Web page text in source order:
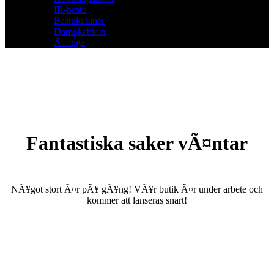
IR-bastu
Bastukabiner
Dampkabiner
Ã…nga
Fantastiska saker vÃ¤ntar
NÃ¥got stort Ã¤r pÃ¥ gÃ¥ng! VÃ¥r butik Ã¤r under arbete och
kommer att lanseras snart!